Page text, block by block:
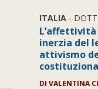
ITALIA -
inerzia del
attivismo
DIVALENTINA